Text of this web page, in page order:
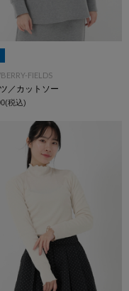
FIELDS
／カットソー
(税込)